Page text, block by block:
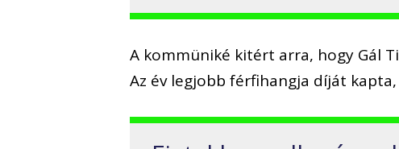
A kommüniké kitért arra, hogy Gál
Az év legjobb férfihangja díját